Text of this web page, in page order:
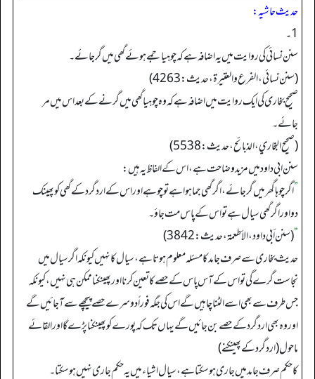
حدیث حاشیہ:
1۔
سنن نسائی کی روایت میں یہ اضافہ ہے کہ چوہیا جمے ہوئے گھی میں گرجائے۔
(سنن نسائي، الفرع والعتیرة، حديث: 4263)
صحیح بخاری کی ایک روایت میں اضافہ ہے کہ وہ چوہیا گھی میں گرنے کے بعد اس میں مر
جائے۔
(صحیح البخاري، الذبائح، حدیث: 5538)
سنن ابی داود میں مزید وضاحت ہے، اس کے الفاظ یہ ہیں:
”اگرچوہا گھر میں گرجائے، اگرگھی جما ہوا ہے تو چوہے اور اس کے اردگرد کے گھی کو پھینک
دواور اگرگھی سیال ہے تو اس کے پاس مت جاؤ۔
“(سنن أبي داود، الأطعمة، حدیث: 3842)
حدیث بخاری سے صرف جامد کا مسئلہ معلوم ہوتا ہے، سیال کا نہیں کیونکہ اگر سیال میں
نجاست گرے گی تو اس کے آس پاس کے حصے کا تعین کرنا اور پھینکنا ممکن ہی نہیں، کیونکہ
جس طرف سے بھی اسے الٹنا چاہیں گے اس کی جگہ فوراً دوسرے حصے پیچھے سے آجائیں گے
اور وہ بھی اردگرد کے حصے بن جائیں گے یہاں تک کہ پورے کو پھینکنا پڑے گا اور القائے
ماحول (اردگرد کے پھینکنے)
کا حکم صرف جامد میں جاری ہو سکتا ہے، سیال اشیاء میں یہ حکم جاری نہیں ہوسکتا۔